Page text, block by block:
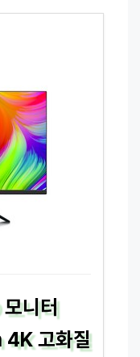
니터
고화질